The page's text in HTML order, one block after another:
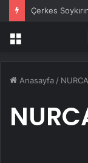
Çerkes
Menü
Anasayfa /